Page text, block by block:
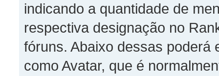
indicando a quantidade de
respectiva designação no
fóruns. Abaixo dessas poderá
como Avatar, que é